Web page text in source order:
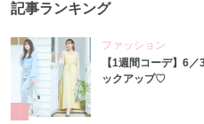
記事ランキング
ファッション
【1週間コーデ】6
ックアップ♡